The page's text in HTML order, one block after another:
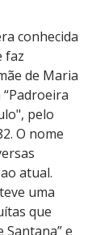
conhecida
faz
de Maria
“Padroeira
pelo
O nome
atual.
uma
que
Santana” e